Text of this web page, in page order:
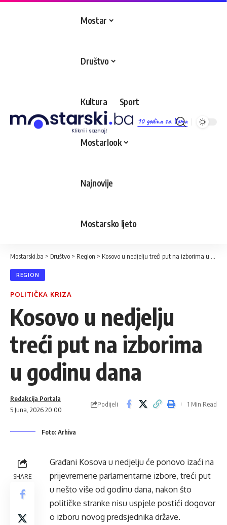
10 godina sa Vama
Mostar
Društvo
Kultura Sport
Mostarlook
Najnovije
Mostarsko ljeto
Mostarski.ba > Društvo > Region > Kosovo u nedjelju treći put na izborima u godinu dana
REGION
POLITIČKA KRIZA
Kosovo u nedjelju
treći put na izborima
u godinu dana
5 Juna, 2026 20:00
Redakcija Portala
Podijeli 1 Min Read
Foto: Arhiva
SHARE
Građani Kosova u nedjelju će ponovo izaći na
prijevremene parlamentarne izbore, treći put
u nešto više od godinu dana, nakon što
političke stranke nisu uspjele postići dogovor
o izboru novog predsjednika države.